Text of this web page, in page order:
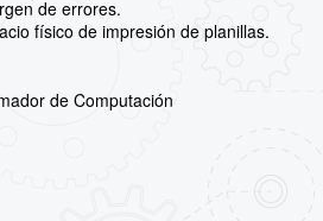
de errores.
físico de impresión de planillas.
de Computación